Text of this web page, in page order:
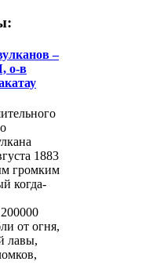
–
о-в
1883
громким
когда-
от огня,
лавы,